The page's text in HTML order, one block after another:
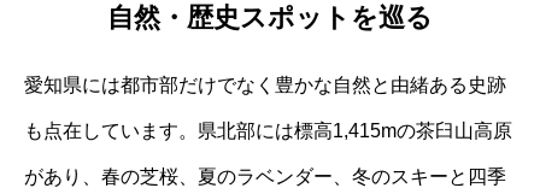
自然・歴史スポットを巡る
愛知県には都市部だけでなく豊かな自然と由緒ある史跡
も点在しています。県北部には標高1,415mの茶臼山高原
があり、春の芝桜、夏のラベンダー、冬のスキーと四季